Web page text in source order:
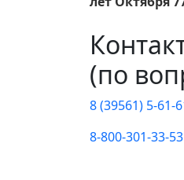
(по
8 (39561) 5-61-
8-800-301-33-53